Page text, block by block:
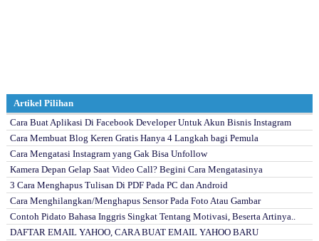
Artikel Pilihan
Cara Buat Aplikasi Di Facebook Developer Untuk Akun Bisnis Instagram
Cara Membuat Blog Keren Gratis Hanya 4 Langkah bagi Pemula
Cara Mengatasi Instagram yang Gak Bisa Unfollow
Kamera Depan Gelap Saat Video Call? Begini Cara Mengatasinya
3 Cara Menghapus Tulisan Di PDF Pada PC dan Android
Cara Menghilangkan/Menghapus Sensor Pada Foto Atau Gambar
Contoh Pidato Bahasa Inggris Singkat Tentang Motivasi, Beserta Artinya..
DAFTAR EMAIL YAHOO, CARA BUAT EMAIL YAHOO BARU